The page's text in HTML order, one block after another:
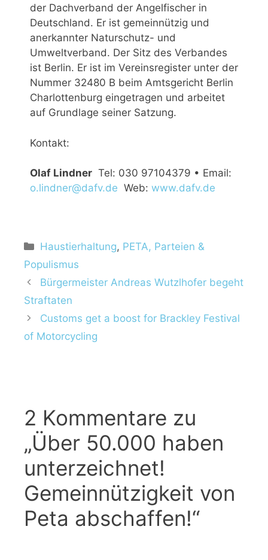
der Dachverband der Angelfischer in
Deutschland. Er ist gemeinnützig und
anerkannter Naturschutz- und
Umweltverband. Der Sitz des Verbandes
ist Berlin. Er ist im Vereinsregister unter der
Nummer 32480 B beim Amtsgericht Berlin
Charlottenburg eingetragen und arbeitet
auf Grundlage seiner Satzung.
Kontakt:
Olaf Lindner Tel: 030 97104379 • Email:
o.lindner@dafv.de Web: www.dafv.de
Haustierhaltung, PETA, Parteien &
Populismus
Bürgermeister Andreas Wutzlhofer begeht
Straftaten
Customs get a boost for Brackley Festival
of Motorcycling
2 Kommentare zu
„Über 50.000 haben
unterzeichnet!
Gemeinnützigkeit von
Peta abschaffen!“